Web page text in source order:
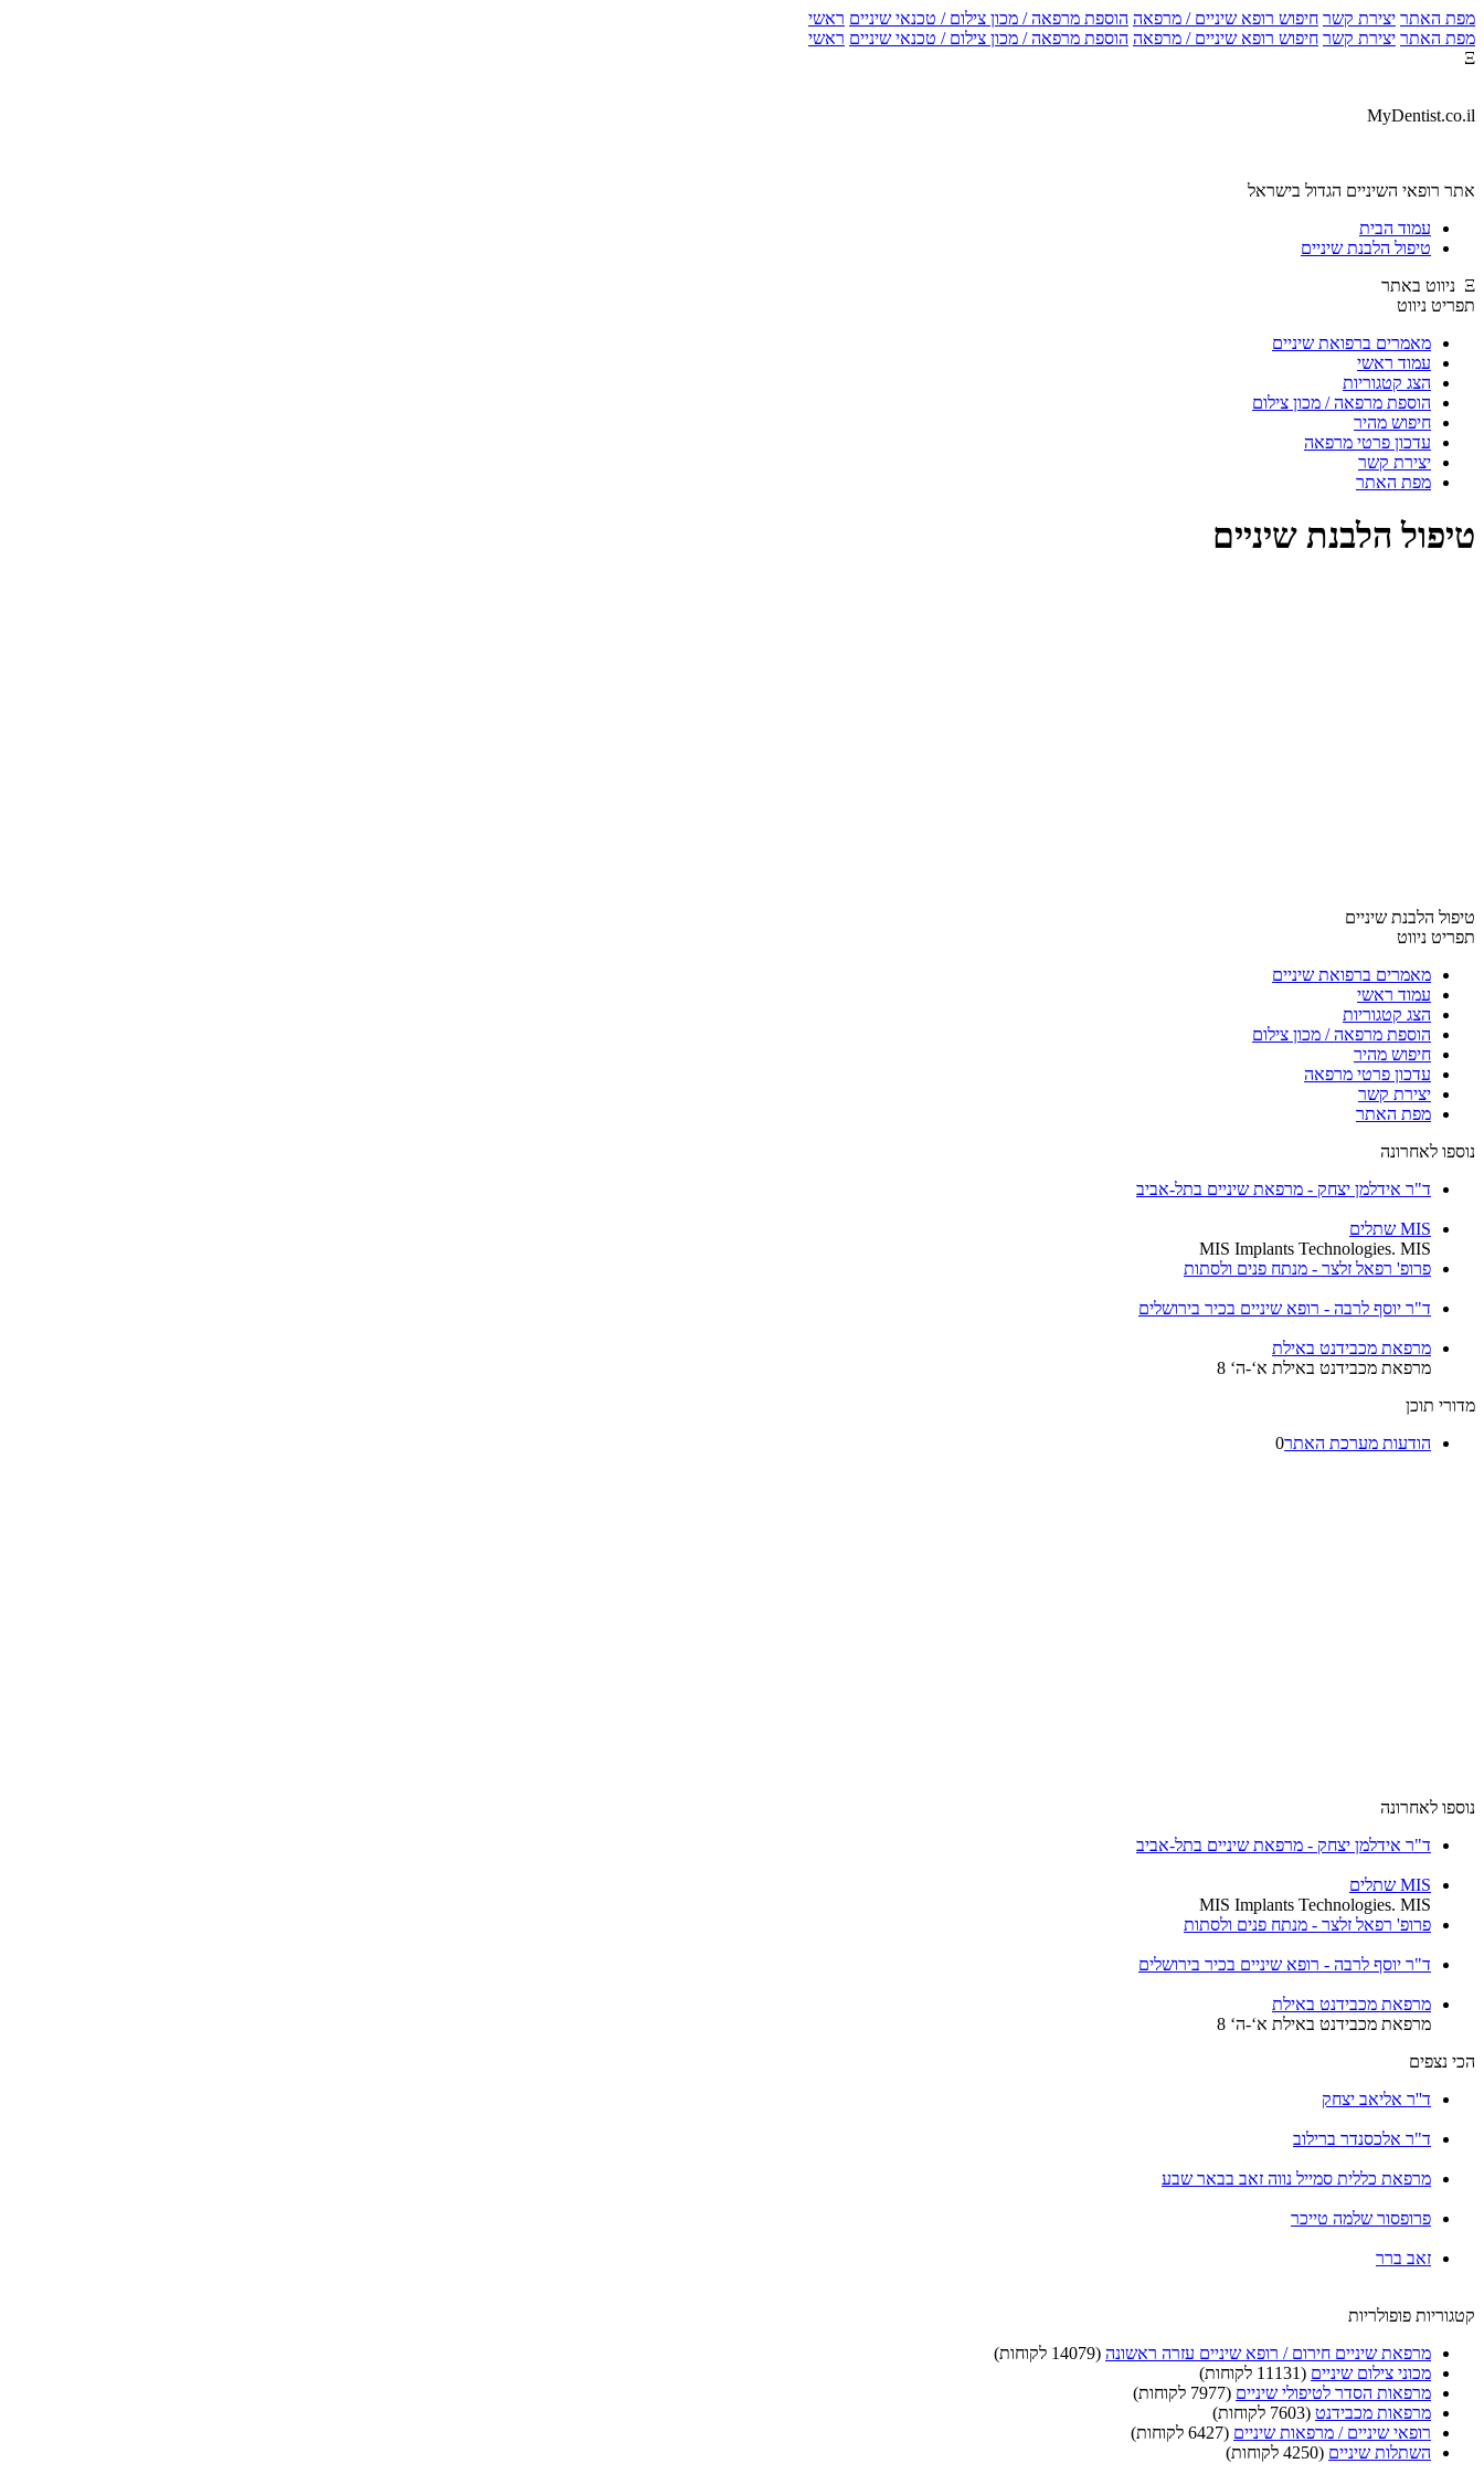
מפת האתר יצירת קשר חיפוש רופא שיניים / מרפאה הוספת מרפאה / מכון צילום / טכנאי שיניים ראשי
מפת האתר יצירת קשר חיפוש רופא שיניים / מרפאה הוספת מרפאה / מכון צילום / טכנאי שיניים ראשי
Ξ
MyDentist.co.il
אתר רופאי השיניים הגדול בישראל
עמוד הבית
טיפול הלבנת שיניים
Ξ ניווט באתר
תפריט ניווט
מאמרים ברפואת שיניים
עמוד ראשי
הצג קטגוריות
הוספת מרפאה / מכון צילום
חיפוש מהיר
עדכון פרטי מרפאה
יצירת קשר
מפת האתר
טיפול הלבנת שיניים
טיפול הלבנת שיניים
תפריט ניווט
מאמרים ברפואת שיניים
עמוד ראשי
הצג קטגוריות
הוספת מרפאה / מכון צילום
חיפוש מהיר
עדכון פרטי מרפאה
יצירת קשר
מפת האתר
נוספו לאחרונה
ד"ר אידלמן יצחק - מרפאת שיניים בתל-אביב
MIS שתלים
MIS Implants Technologies. MIS
פרופ' רפאל זלצר - מנתח פנים ולסתות
ד"ר יוסף לרבה - רופא שיניים בכיר בירושלים
מרפאת מכבידנט באילת
מרפאת מכבידנט באילת א‘-ה‘ 8
מדורי תוכן
הודעות מערכת האתר0
נוספו לאחרונה
ד"ר אידלמן יצחק - מרפאת שיניים בתל-אביב
MIS שתלים
MIS Implants Technologies. MIS
פרופ' רפאל זלצר - מנתח פנים ולסתות
ד"ר יוסף לרבה - רופא שיניים בכיר בירושלים
מרפאת מכבידנט באילת
מרפאת מכבידנט באילת א‘-ה‘ 8
הכי נצפים
ד''ר אליאב יצחק
ד"ר אלכסנדר ברילוב
מרפאת כללית סמייל נווה זאב בבאר שבע
פרופסור שלמה טייכר
זאב ברר
קטגוריות פופולריות
מרפאת שיניים חירום / רופא שיניים עזרה ראשונה (14079 לקוחות)
מכוני צילום שיניים (11131 לקוחות)
מרפאות הסדר לטיפולי שיניים (7977 לקוחות)
מרפאות מכבידנט (7603 לקוחות)
רופאי שיניים / מרפאות שיניים (6427 לקוחות)
השתלות שיניים (4250 לקוחות)